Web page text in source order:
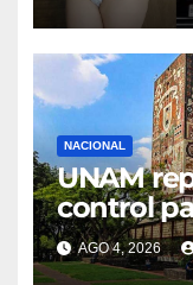
NACIONAL
UNAM
control
fallas en
AGO 4, 2026